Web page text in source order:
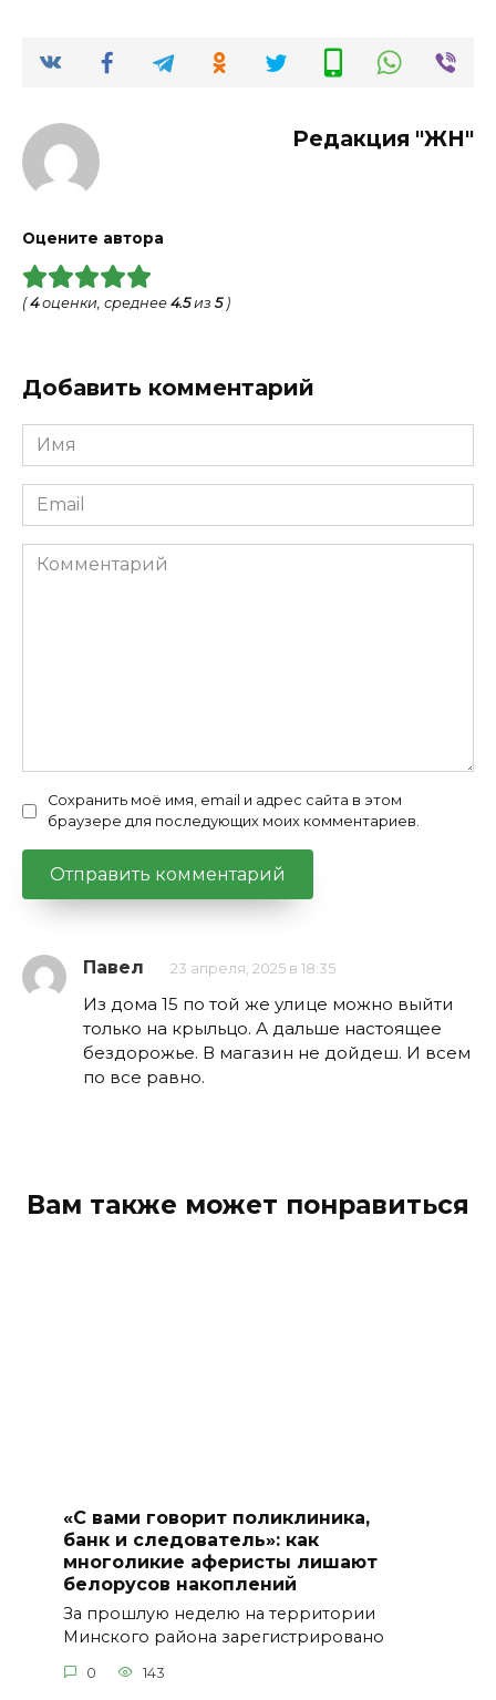
Редакция "ЖН"
Оцените автора
(4оценки, среднее 4.5из 5)
Добавить комментарий
Имя
*
Email
*
Комментарий
Сохранить моё имя, email и адрес сайта в этом
браузере для последующих моих комментариев.
Павел 23 апреля, 2025 в 18:35
Из дома 15 по той же улице можно выйти
только на крыльцо. А дальше настоящее
бездорожье. В магазин не дойдеш. И всем
по все равно.
Вам также может понравиться
«С вами говорит поликлиника,
банк и следователь»: как
многоликие аферисты лишают
белорусов накоплений
За прошлую неделю на территории
Минского района зарегистрировано
0 143